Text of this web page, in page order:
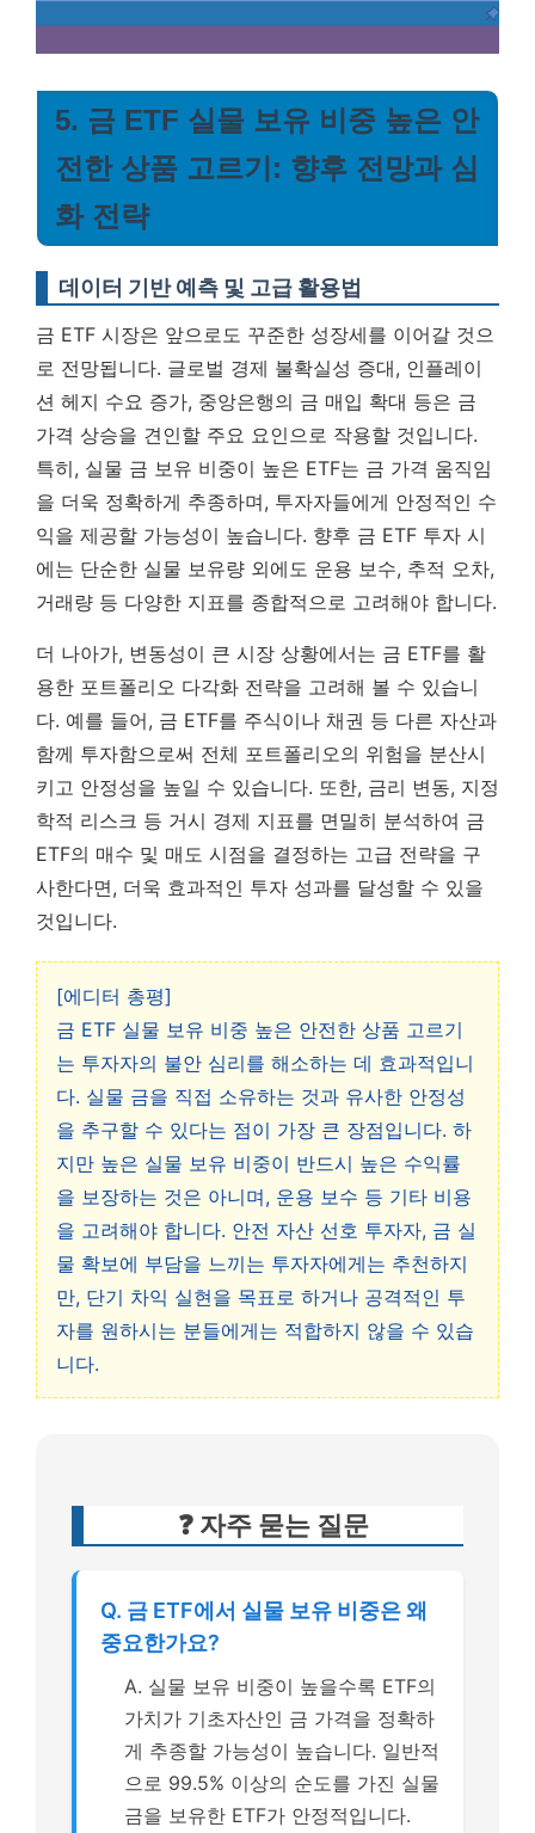
5. 금 ETF 실물 보유 비중 높은 안
전한 상품 고르기: 향후 전망과 심
화 전략
데이터 기반 예측 및 고급 활용법
금 ETF 시장은 앞으로도 꾸준한 성장세를 이어갈 것으
로 전망됩니다. 글로벌 경제 불확실성 증대, 인플레이
션 헤지 수요 증가, 중앙은행의 금 매입 확대 등은 금
가격 상승을 견인할 주요 요인으로 작용할 것입니다.
특히, 실물 금 보유 비중이 높은 ETF는 금 가격 움직임
을 더욱 정확하게 추종하며, 투자자들에게 안정적인 수
익을 제공할 가능성이 높습니다. 향후 금 ETF 투자 시
에는 단순한 실물 보유량 외에도 운용 보수, 추적 오차,
거래량 등 다양한 지표를 종합적으로 고려해야 합니다.
더 나아가, 변동성이 큰 시장 상황에서는 금 ETF를 활
용한 포트폴리오 다각화 전략을 고려해 볼 수 있습니
다. 예를 들어, 금 ETF를 주식이나 채권 등 다른 자산과
함께 투자함으로써 전체 포트폴리오의 위험을 분산시
키고 안정성을 높일 수 있습니다. 또한, 금리 변동, 지정
학적 리스크 등 거시 경제 지표를 면밀히 분석하여 금
ETF의 매수 및 매도 시점을 결정하는 고급 전략을 구
사한다면, 더욱 효과적인 투자 성과를 달성할 수 있을
것입니다.
[에디터 총평]
금 ETF 실물 보유 비중 높은 안전한 상품 고르기
는 투자자의 불안 심리를 해소하는 데 효과적입니
다. 실물 금을 직접 소유하는 것과 유사한 안정성
을 추구할 수 있다는 점이 가장 큰 장점입니다. 하
지만 높은 실물 보유 비중이 반드시 높은 수익률
을 보장하는 것은 아니며, 운용 보수 등 기타 비용
을 고려해야 합니다. 안전 자산 선호 투자자, 금 실
물 확보에 부담을 느끼는 투자자에게는 추천하지
만, 단기 차익 실현을 목표로 하거나 공격적인 투
자를 원하시는 분들에게는 적합하지 않을 수 있습
니다.
❓ 자주 묻는 질문
Q. 금 ETF에서 실물 보유 비중은 왜
중요한가요?
A. 실물 보유 비중이 높을수록 ETF의
가치가 기초자산인 금 가격을 정확하
게 추종할 가능성이 높습니다. 일반적
으로 99.5% 이상의 순도를 가진 실물
금을 보유한 ETF가 안정적입니다.